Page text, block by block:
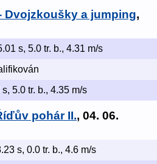
Dvojzkoušky a jumping,
s, 5.0 tr. b., 4.31 m/s
5.0 tr. b., 4.35 m/s
pohár II., 04. 06.
s, 0.0 tr. b., 4.6 m/s